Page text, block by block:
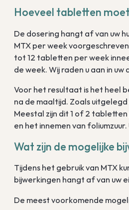
Hoeveel tabletten
De dosering hangt af van uw
MTX per week
tot 12 tabletten per week
de week. Wij raden u aan in
Voor het resultaat is het heel
na de maaltijd. Zoals
Meestal zijn dit 1 of 2 tabletten
en het innemen van
Wat zijn de mogelijke
Tijdens het gebruik van MTX
bijwerkingen hangt af van uw
De meest voorkomende